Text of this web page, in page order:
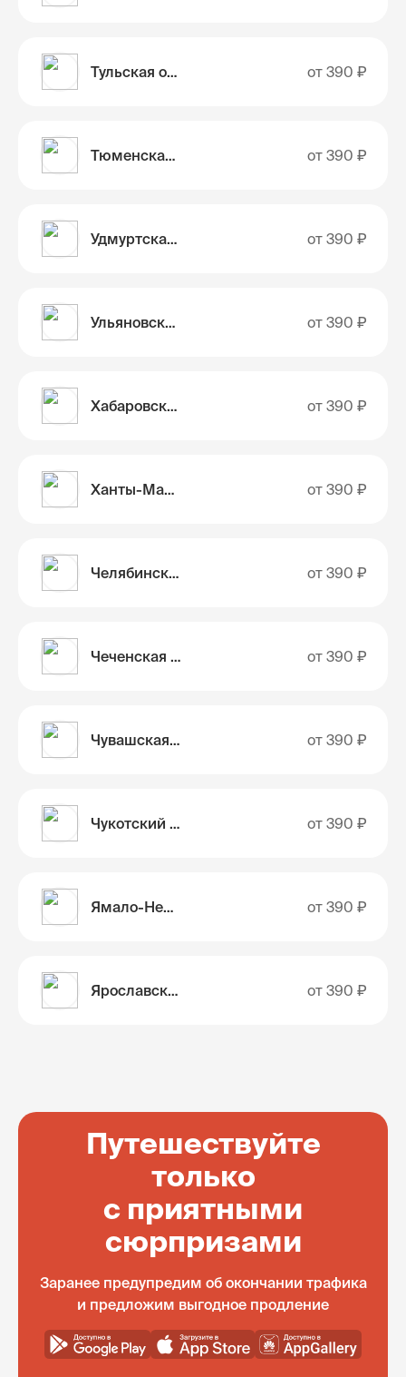
Тульская область от 390 ₽
Тюменская область от 390 ₽
Удмуртская Республика от 390 ₽
Ульяновская область от 390 ₽
Хабаровский край от 390 ₽
Ханты-Мансийский автономный округ - Югра от 390 ₽
Челябинская область от 390 ₽
Чеченская республика от 390 ₽
Чувашская Республика от 390 ₽
Чукотский автономный округ от 390 ₽
Ямало-Ненецкий автономный округ от 390 ₽
Ярославская область от 390 ₽
Путешествуйте
только
с приятными
сюрпризами
Заранее предупредим об окончании трафика
и предложим выгодное продление